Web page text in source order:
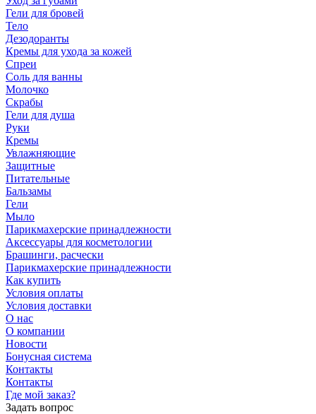
Гели для бровей
Тело
Дезодоранты
Кремы для ухода за кожей
Спреи
Соль для ванны
Молочко
Скрабы
Гели для душа
Руки
Кремы
Увлажняющие
Защитные
Питательные
Бальзамы
Гели
Мыло
Парикмахерские принадлежности
Аксессуары для косметологии
Брашинги, расчески
Парикмахерские принадлежности
Как купить
Условия оплаты
Условия доставки
О нас
О компании
Новости
Бонусная система
Контакты
Контакты
Где мой заказ?
Задать вопрос